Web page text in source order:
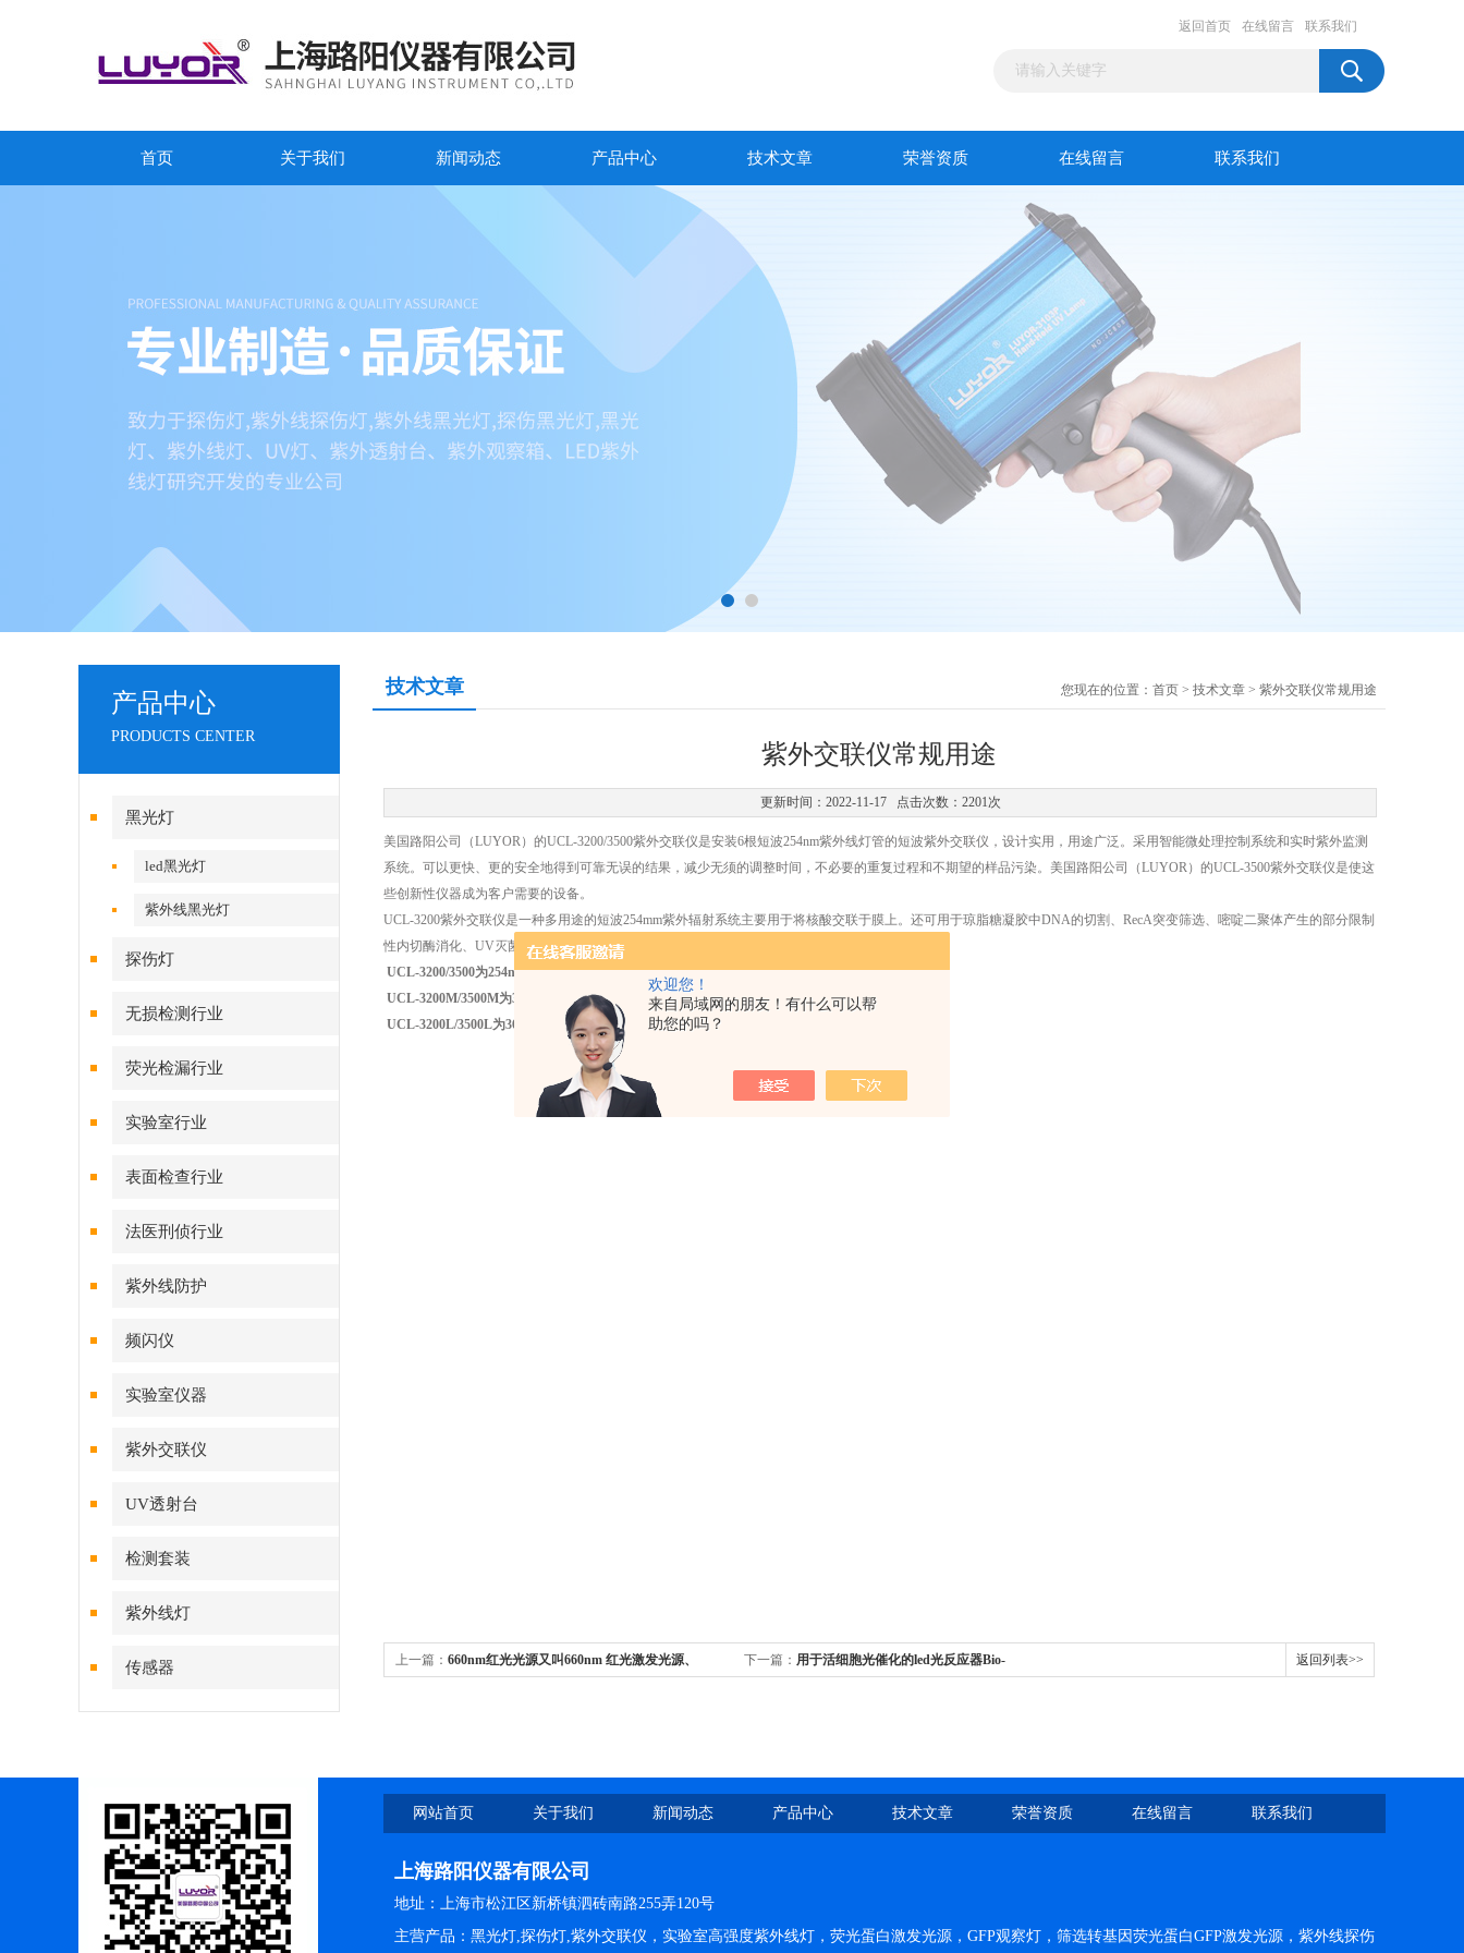
欢迎您！
来自局域网的朋友！有什么可以帮
助您的吗？
返回首页 在线留言 联系我们
首页 关于我们 新闻动态 产品中心 技术文章 荣誉资质 在线留言 联系我们
产品中心
PRODUCTS CENTER
黑光灯
led黑光灯
紫外线黑光灯
探伤灯
无损检测行业
荧光检漏行业
实验室行业
表面检查行业
法医刑侦行业
紫外线防护
频闪仪
实验室仪器
紫外交联仪
UV透射台
检测套装
紫外线灯
传感器
技术文章 您现在的位置： 首页 > 技术文章 > 紫外交联仪常规用途
紫外交联仪常规用途
更新时间：2022-11-17 点击次数：2201次
美国路阳公司（LUYOR）的UCL-3200/3500紫外交联仪是安装6根短波254nm紫外线灯管的短波紫外交联仪，设计实用，用途广泛。采用智能微处理控制系统和实时紫外监测
系统。可以更快、更的安全地得到可靠无误的结果，减少无须的调整时间，不必要的重复过程和不期望的样品污染。美国路阳公司（LUYOR）的UCL-3500紫外交联仪是使这
些创新性仪器成为客户需要的设备。
UCL-3200紫外交联仪是一种多用途的短波254mm紫外辐射系统主要用于将核酸交联于膜上。还可用于琼脂糖凝胶中DNA的切割、RecA突变筛选、嘧啶二聚体产生的部分限制
性内切酶消化、UV灭菌消除PCR污染等。在紫外灭菌、聚合物紫外处理等方面也有应用价值。
UCL-3200/3500为254nm的短波紫外交联仪
UCL-3200M/3500M为302nm的中波紫外交联仪
UCL-3200L/3500L为365nm的长波紫外交联仪
上一篇： 660nm红光光源又叫660nm 红光激发光源、 下一篇： 用于活细胞光催化的led光反应器Bio- 返回列表>>
网站首页 关于我们 新闻动态 产品中心 技术文章 荣誉资质 在线留言 联系我们
上海路阳仪器有限公司
地址：上海市松江区新桥镇泗砖南路255弄120号
主营产品：黑光灯,探伤灯,紫外交联仪，实验室高强度紫外线灯，荧光蛋白激发光源，GFP观察灯，筛选转基因荧光蛋白GFP激发光源，紫外线探伤